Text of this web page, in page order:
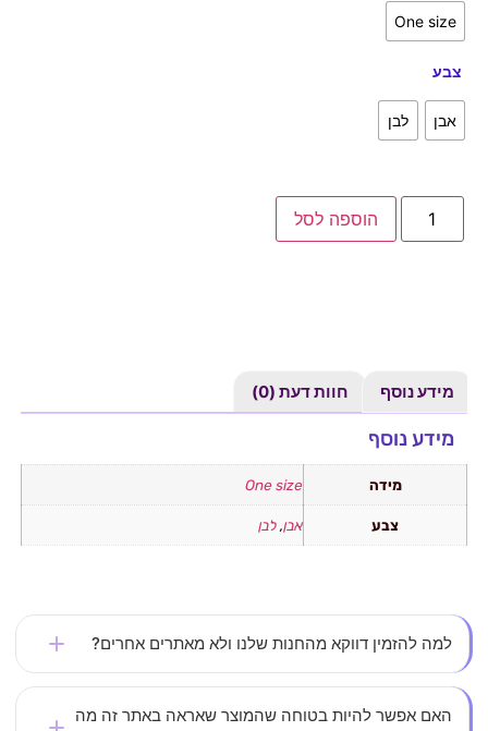
One size
צבע
אבן לבן
הוספה לסל
מידע נוסף חוות דעת (0)
מידע נוסף
מידה One size
צבע אבן,לבן
למה להזמין דווקא מהחנות שלנו ולא מאתרים אחרים?
אצלנו את לא עוד מספר – כל לקוחה חשובה לנו. אנחנו
האם אפשר להיות בטוחה שהמוצר שאראה באתר זה מה